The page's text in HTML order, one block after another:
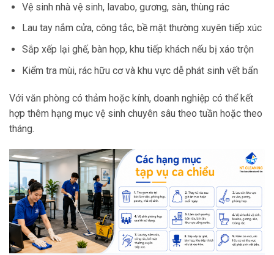
Vệ sinh nhà vệ sinh, lavabo, gương, sàn, thùng rác
Lau tay nắm cửa, công tắc, bề mặt thường xuyên tiếp xúc
Sắp xếp lại ghế, bàn họp, khu tiếp khách nếu bị xáo trộn
Kiểm tra mùi, rác hữu cơ và khu vực dễ phát sinh vết bẩn
Với văn phòng có thảm hoặc kính, doanh nghiệp có thể kết
hợp thêm hạng mục vệ sinh chuyên sâu theo tuần hoặc theo
tháng.